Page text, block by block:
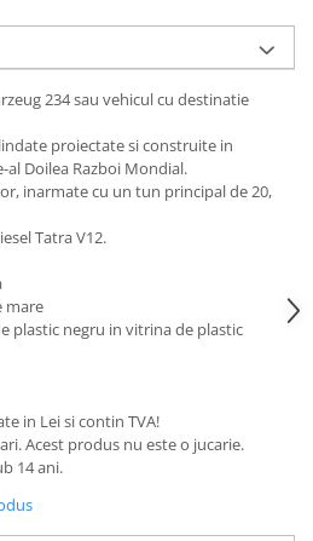
–
1:43
1:43 –
Raliu
234 sau vehicul cu destinatie
proiectate si construite in
Doilea Razboi Mondial.
inarmate cu un tun principal de 20,
Tatra V12.
mare
plastic negru in vitrina de plastic
in Lei si contin TVA!
Acest produs nu este o jucarie.
14 ani.